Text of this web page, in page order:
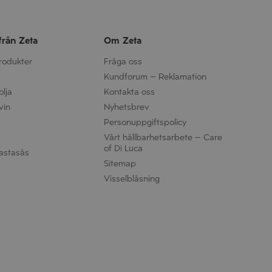
Zeta Om Zeta
Fråga oss
Kundforum – Reklamation
Kontakta oss
Nyhetsbrev
Personuppgifts­policy
Vårt hållbarhetsarbete – Care
of Di Luca
Sitemap
Visselblåsning